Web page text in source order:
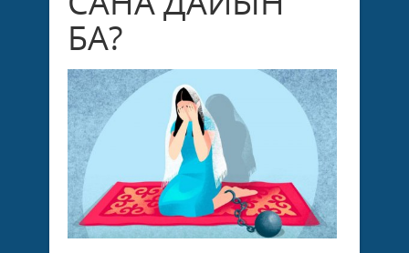
БА?